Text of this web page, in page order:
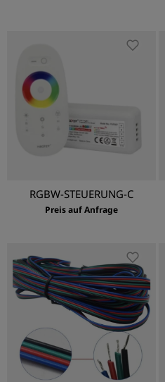
RGBW-STEUERUNG-C
Preis auf Anfrage